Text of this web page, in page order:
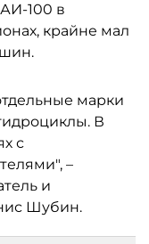
100 в
крайне мал
марки
В
с
–
и
Шубин.